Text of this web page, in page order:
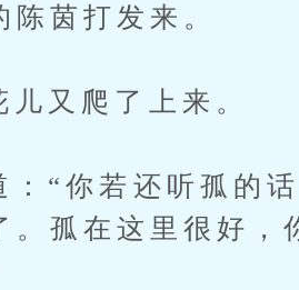
茵打发来。
爬了上来。
若还听孤的话
。孤在这里很好